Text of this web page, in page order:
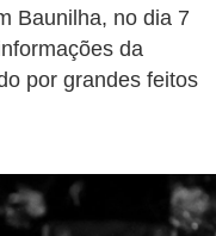
Baunilha, no dia 7
da
por grandes feitos